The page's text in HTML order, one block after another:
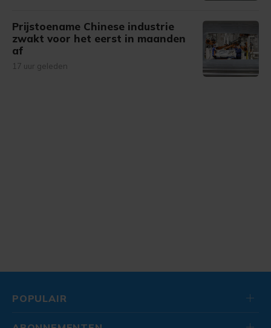
Prijstoename Chinese industrie
zwakt voor het eerst in maanden
af
17 uur geleden
POPULAIR